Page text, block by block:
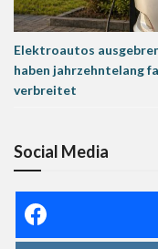
Elektroautos
haben jahrzehntelang
verbreitet
Social Media